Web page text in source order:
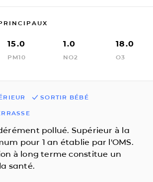
15.0
PM10
1.0
NO2
18.0
O3
SORTIR BÉBÉ
pollué. Supérieur à la
pour 1 an établie par l'OMS.
à long terme constitue un
santé.